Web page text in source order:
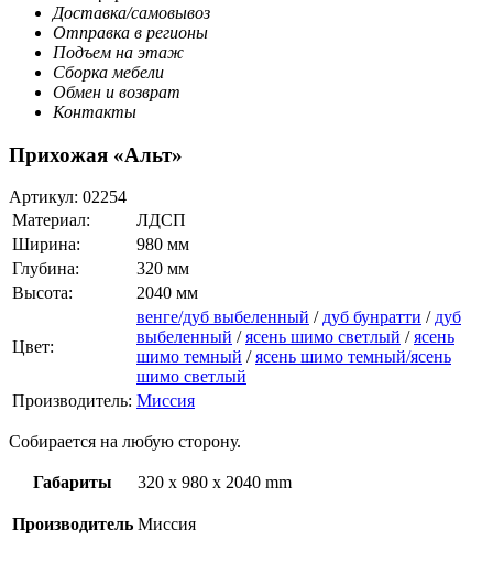
Доставка/самовывоз
Отправка в регионы
Подъем на этаж
Сборка мебели
Обмен и возврат
Контакты
Прихожая «Альт»
Артикул: 02254
Материал:
ЛДСП
Ширина:
980 мм
Глубина:
320 мм
Высота:
2040 мм
Цвет:
венге/дуб выбеленный / дуб бунратти / дуб
выбеленный /ясень шимо светлый /ясень
шимо темный /ясень шимо темный/ясень
шимо светлый
Производитель: Миссия
Собирается на любую сторону.
Габариты 320 x 980 x 2040 mm
Производитель Миссия